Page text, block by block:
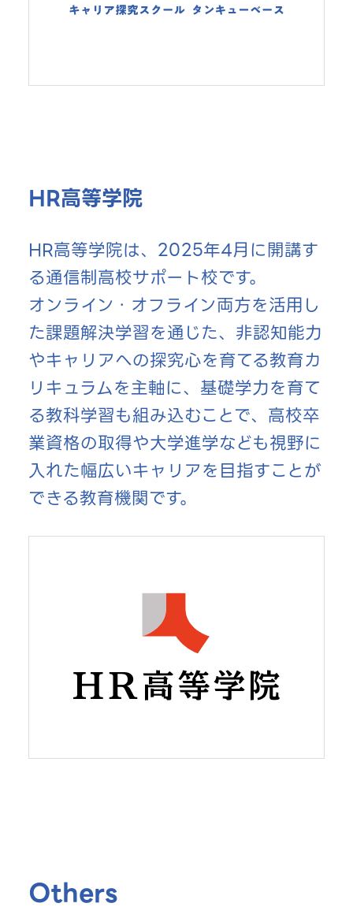
HR高等学院
HR高等学院は、2025年4月に開講す
る通信制高校サポート校です。
オンライン・オフライン両方を活用し
た課題解決学習を通じた、非認知能力
やキャリアへの探究心を育てる教育カ
リキュラムを主軸に、基礎学力を育て
る教科学習も組み込むことで、高校卒
業資格の取得や大学進学なども視野に
入れた幅広いキャリアを目指すことが
できる教育機関です。
Others